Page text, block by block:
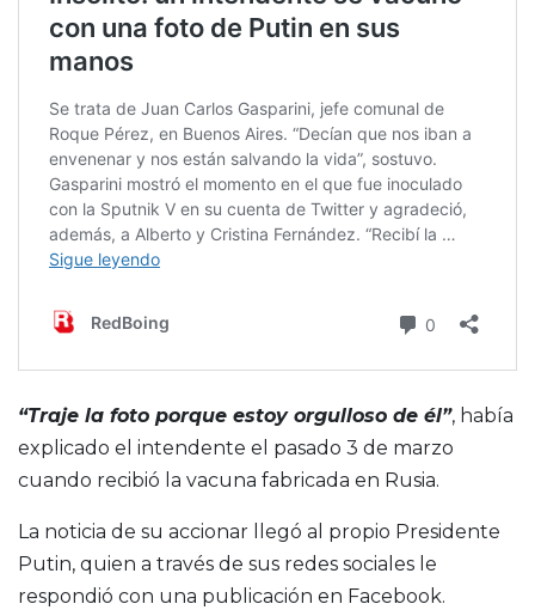
“Traje la foto porque estoy orgulloso de él”, había
explicado el intendente el pasado 3 de marzo
cuando recibió la vacuna fabricada en Rusia.
La noticia de su accionar llegó al propio Presidente
Putin, quien a través de sus redes sociales le
respondió con una publicación en Facebook.